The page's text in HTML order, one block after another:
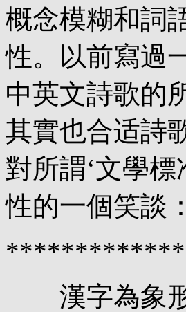
概念模糊和詞
性。以前寫過
中英文詩歌的
其實也合适詩
對所謂‘文學標
性的一個笑談
漢字為象形